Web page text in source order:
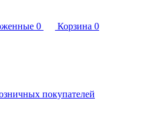
0 Корзина 0
покупателей